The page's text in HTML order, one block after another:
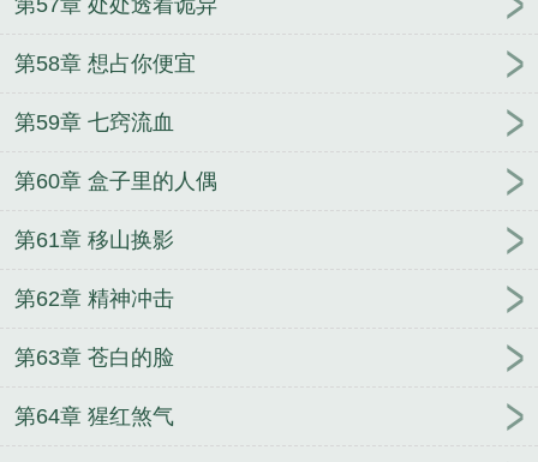
第57章 处处透着诡异
第58章 想占你便宜
第59章 七窍流血
第60章 盒子里的人偶
第61章 移山换影
第62章 精神冲击
第63章 苍白的脸
第64章 猩红煞气